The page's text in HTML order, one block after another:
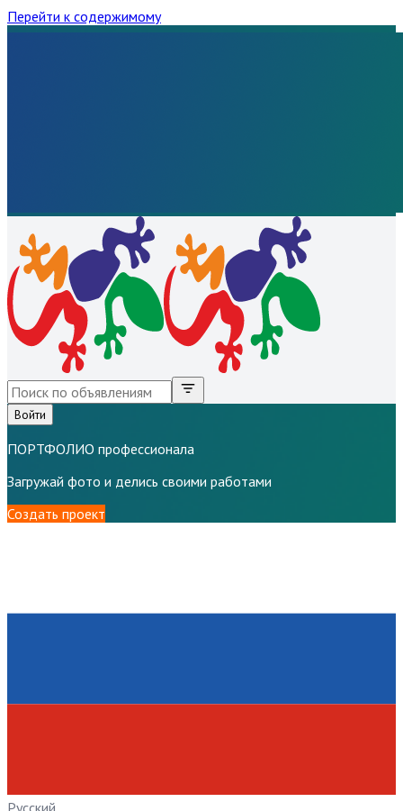
Перейти к содержимому
Войти
ПОРТФОЛИО профессионала
Загружай фото и делись своими работами
Создать проект